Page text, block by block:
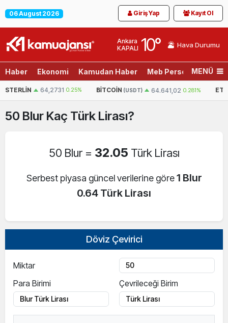
06 August 2026 Giriş Yap Kayıt Ol
Ankara
KAPALI 10° Hava Durumu
Haber Ekonomi Kamudan Haber Meb Personel Son
MENÜ
64,2731 0.25% BITCOIN(USDT) 64.641,02 0.281%
50 Blur Kaç Türk Lirası?
50 Blur = 32.05 Türk Lirası
Serbest piyasa güncel verilerine göre1 Blur
0.64 Türk Lirası
Döviz Çevirici
Miktar
Para Birimi
Çevrileceği Birim